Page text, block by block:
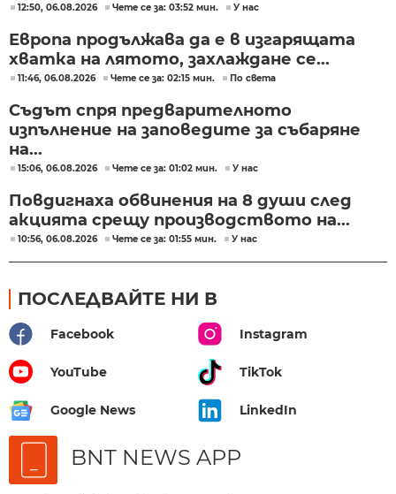
12:50, 06.08.2026 Чете се за: 03:52 мин. У нас
Европа продължава да е в изгарящата
хватка на лятото, захлаждане се...
11:46, 06.08.2026 Чете се за: 02:15 мин. По света
Съдът спря предварителното
изпълнение на заповедите за събаряне
на...
15:06, 06.08.2026 Чете се за: 01:02 мин. У нас
Повдигнаха обвинения на 8 души след
акцията срещу производството на...
10:56, 06.08.2026 Чете се за: 01:55 мин. У нас
ПОСЛЕДВАЙТЕ НИ В
Facebook Instagram
YouTube TikTok
Google News LinkedIn
BNT NEWS APP